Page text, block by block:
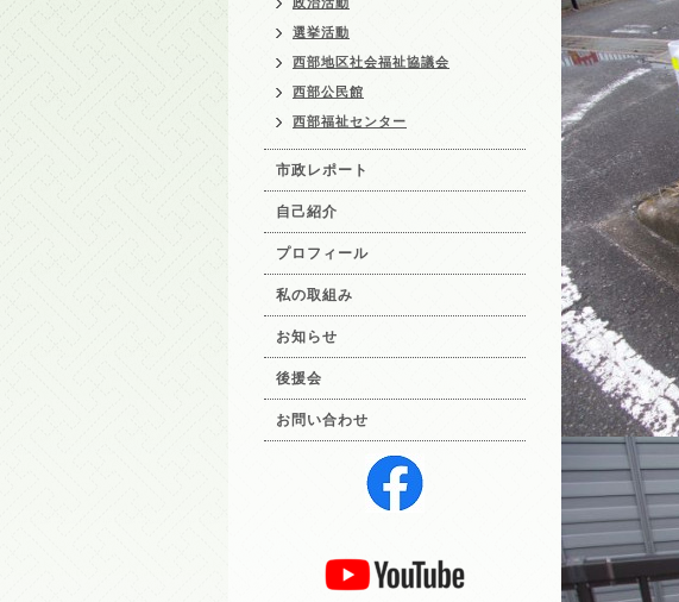
選挙活動
西部地区社会福祉協議会
西部公民館
西部福祉センター
市政レポート
自己紹介
プロフィール
私の取組み
お知らせ
後援会
お問い合わせ